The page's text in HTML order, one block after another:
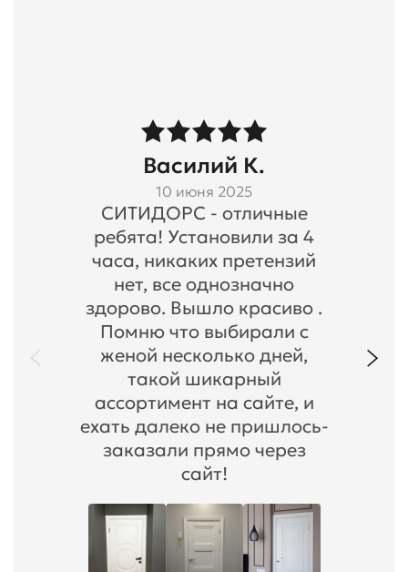
Василий К.
10 июня 2025
СИТИДОРС - отличные
ребята! Установили за 4
часа, никаких претензий
нет, все однозначно
здорово. Вышло красиво .
Помню что выбирали с
женой несколько дней,
такой шикарный
ассортимент на сайте, и
ехать далеко не пришлось-
заказали прямо через
сайт!